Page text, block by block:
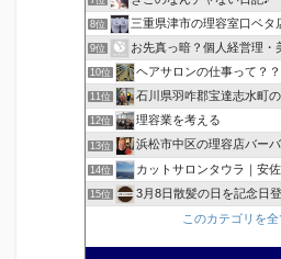
8位 三重県津市の理容室口ベタ店
9位 お先真っ暗？個人経営理・
10位 ヘアサロンの仕事って？
11位 石川県羽咋郡宝達志水町のヘア
12位 理容業を考える
13位 浜松市中区の理容店バー
14位 カットサロンタウラ｜安佐南
15位
3月8日散髪の日を記念日
このカテゴリを